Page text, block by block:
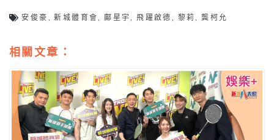
安俊豪 ,新城體育會 ,鄺星宇 ,飛躍啟德 黎莉 ,龔柯允
相關文章：